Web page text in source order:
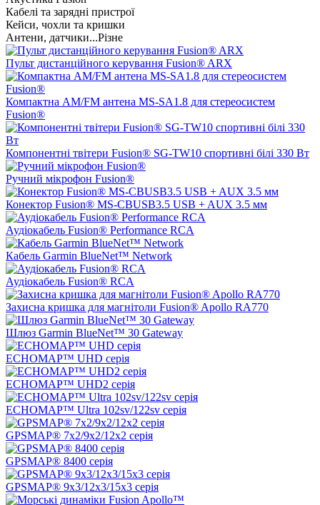
Кабелі та зарядні пристрої
Кейси, чохли та кришки
Антени, датчики...Різне
Пульт дистанційного керування Fusion® ARX
Компактна AM/FM антена MS-SA1.8 для стереосистем
Fusion®
Компонентні твітери Fusion® SG-TW10 спортивні білі 330 Вт
Ручний мікрофон Fusion®
Конектор Fusion® MS-CBUSB3.5 USB + AUX 3.5 мм
Аудіокабель Fusion® Performance RCA
Кабель Garmin BlueNet™ Network
Аудіокабель Fusion® RCA
Захисна кришка для магнітоли Fusion® Apollo RA770
Шлюз Garmin BlueNet™ 30 Gateway
ECHOMAP™ UHD серія
ECHOMAP™ UHD2 серія
ECHOMAP™ Ultra 102sv/122sv серія
GPSMAP® 7x2/9x2/12x2 серія
GPSMAP® 8400 серія
GPSMAP® 9x3/12x3/15x3 серія